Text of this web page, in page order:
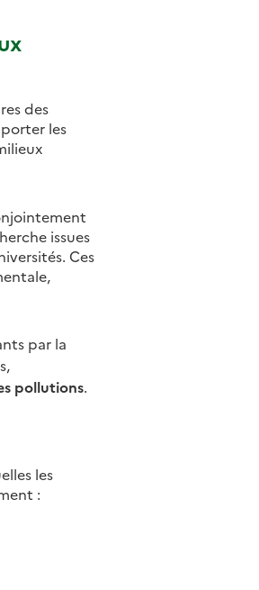
des
les
issues
Ces
par la
pollutions.
les
: